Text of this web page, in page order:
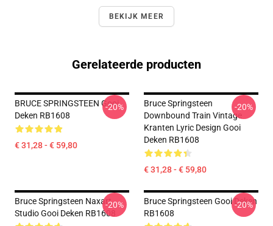
BEKIJK MEER
Gerelateerde producten
BRUCE SPRINGSTEEN Gooi
Deken RB1608
€ 31,28 - € 59,80
-20%
Bruce Springsteen
Downbound Train Vintage
Kranten Lyric Design Gooi
Deken RB1608
€ 31,28 - € 59,80
-20%
Bruce Springsteen Naxart
Studio Gooi Deken RB1608
-20%
Bruce Springsteen Gooi Deken
RB1608
-20%